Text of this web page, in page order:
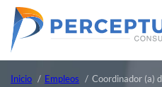
Inicio Empleos Coordinador (a)